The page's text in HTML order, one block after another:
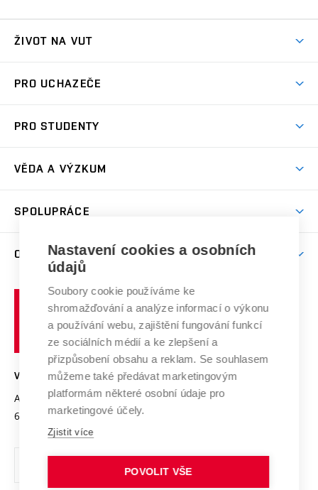
ŽIVOT NA VUT
Koleje
Sport na VUT
PRO UCHAZEČE
Dny otevřených dveří
Celoživotní vzdělávání
E-přihláška
PRO STUDENTY
Harmonogram akademického roku
Závěrečné práce
Doktorské studium
Zpracování osobních údajů studentů
Sociální bezpečí
Studium bez bariér
Podpora podnikání
VĚDA A VÝZKUM
Mezinárodní vědecká rada
Systém zajišťování kvality výzkumu
Výzkumné infrastruktury
Transfer znalostí
Open Science
Projekty
Projekty ze strukturálních fondů
Specifický výzkum
SPOLUPRÁCE
Zahraniční spolupráce
Spolupráce se školami
Služby univerzity
Mezinárodní dohody
Univerzitní sítě
O UNIVERZITĚ
Profil univerzity
Udržitelná univerzita
Podnikavá univerzita / ContriBUTe
Bezpečná univerzita
Vyznamenání
Organizační struktura
Ochrana osobních údajů
učení
technické
VYSOKÉ UČENÍ TECHNICKÉ V BRNĚ
Antonínská 548/1
602 00 Brno
www.vut.cz
vut@vutbr.cz
Nastavení cookies a osobních
údajů
Soubory cookie používáme ke
shromažďování a analýze informací o výkonu
a používání webu, zajištění fungování funkcí
ze sociálních médií a ke zlepšení a
přizpůsobení obsahu a reklam. Se souhlasem
můžeme také předávat marketingovým
platformám některé osobní údaje pro
marketingové účely.
Zjistit více
POVOLIT VŠE